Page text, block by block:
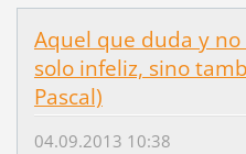
Aquel que duda y
solo infeliz, sino
Pascal)
04.09.2013 10:38